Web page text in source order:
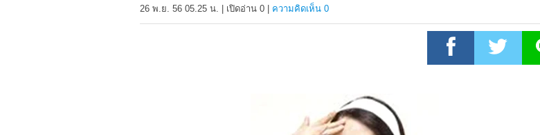
26 พ.ย. 56 05.25 น. เปิดอ่าน 0 ความคิดเห็น 0